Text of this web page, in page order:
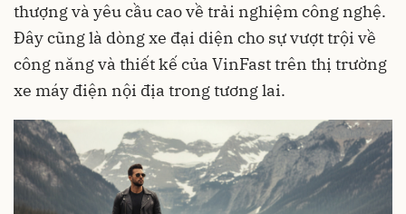
thượng và yêu cầu cao về trải nghiệm công nghệ.
Đây cũng là dòng xe đại diện cho sự vượt trội về
công năng và thiết kế của VinFast trên thị trường
xe máy điện nội địa trong tương lai.